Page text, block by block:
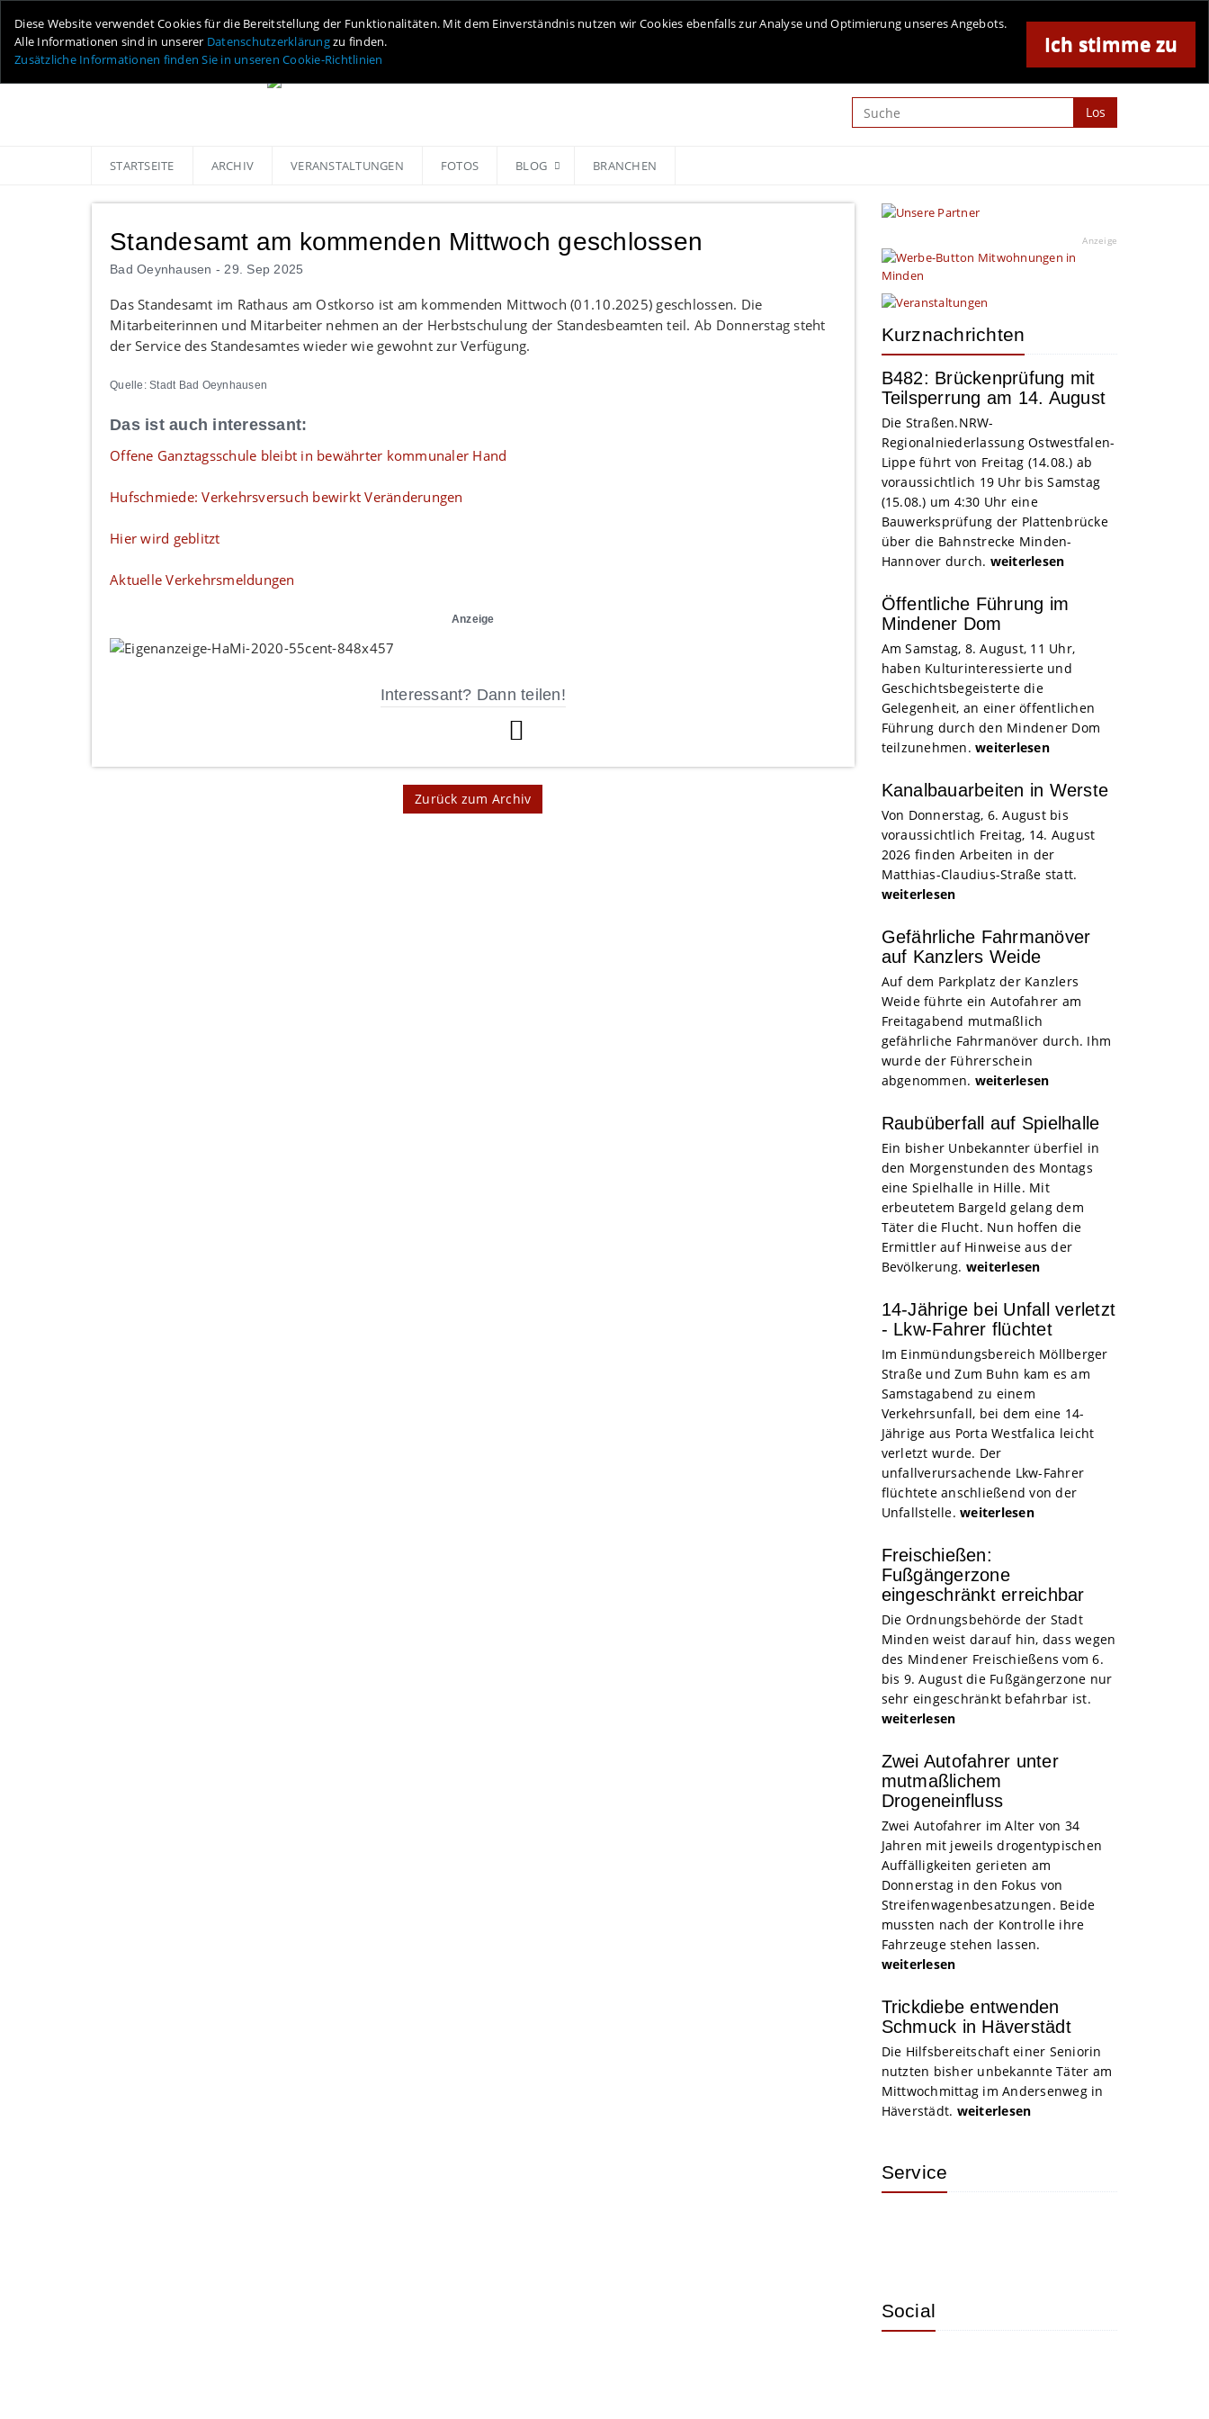
Online-Magazin für Minden und Umgebung
Ich stimme zu
Diese Website verwendet Cookies für die Bereitstellung der Funktionalitäten. Mit dem Einverständnis nutzen wir Cookies ebenfalls zur Analyse und Optimierung unseres Angebots.
Alle Informationen sind in unserer Datenschutzerklärungzu finden.
Zusätzliche Informationen finden Sie in unseren Cookie-Richtlinien
Anzeige
Los
STARTSEITE ARCHIV VERANSTALTUNGEN FOTOS BLOG BRANCHEN
Standesamt am kommenden Mittwoch geschlossen
Bad Oeynhausen - 29. Sep 2025
Das Standesamt im Rathaus am Ostkorso ist am kommenden Mittwoch (01.10.2025) geschlossen. Die
Mitarbeiterinnen und Mitarbeiter nehmen an der Herbstschulung der Standesbeamten teil. Ab Donnerstag steht
der Service des Standesamtes wieder wie gewohnt zur Verfügung.
Quelle: Stadt Bad Oeynhausen
Das ist auch interessant:
Offene Ganztagsschule bleibt in bewährter kommunaler Hand
Hufschmiede: Verkehrsversuch bewirkt Veränderungen
Hier wird geblitzt
Aktuelle Verkehrsmeldungen
Anzeige
Interessant? Dann teilen!
Zurück zum Archiv
Anzeige
Kurznachrichten
B482: Brückenprüfung mit
Teilsperrung am 14. August
Die Straßen.NRW-
Regionalniederlassung Ostwestfalen-
Lippe führt von Freitag (14.08.) ab
voraussichtlich 19 Uhr bis Samstag
(15.08.) um 4:30 Uhr eine
Bauwerksprüfung der Plattenbrücke
über die Bahnstrecke Minden-
Hannover durch. weiterlesen
Öffentliche Führung im
Mindener Dom
Am Samstag, 8. August, 11 Uhr,
haben Kulturinteressierte und
Geschichtsbegeisterte die
Gelegenheit, an einer öffentlichen
Führung durch den Mindener Dom
teilzunehmen. weiterlesen
Kanalbauarbeiten in Werste
Von Donnerstag, 6. August bis
voraussichtlich Freitag, 14. August
2026 finden Arbeiten in der
Matthias-Claudius-Straße statt.
weiterlesen
Gefährliche Fahrmanöver
auf Kanzlers Weide
Auf dem Parkplatz der Kanzlers
Weide führte ein Autofahrer am
Freitagabend mutmaßlich
gefährliche Fahrmanöver durch. Ihm
wurde der Führerschein
abgenommen. weiterlesen
Raubüberfall auf Spielhalle
Ein bisher Unbekannter überfiel in
den Morgenstunden des Montags
eine Spielhalle in Hille. Mit
erbeutetem Bargeld gelang dem
Täter die Flucht. Nun hoffen die
Ermittler auf Hinweise aus der
Bevölkerung. weiterlesen
14-Jährige bei Unfall verletzt
- Lkw-Fahrer flüchtet
Im Einmündungsbereich Möllberger
Straße und Zum Buhn kam es am
Samstagabend zu einem
Verkehrsunfall, bei dem eine 14-
Jährige aus Porta Westfalica leicht
verletzt wurde. Der
unfallverursachende Lkw-Fahrer
flüchtete anschließend von der
Unfallstelle. weiterlesen
Freischießen:
Fußgängerzone
eingeschränkt erreichbar
Die Ordnungsbehörde der Stadt
Minden weist darauf hin, dass wegen
des Mindener Freischießens vom 6.
bis 9. August die Fußgängerzone nur
sehr eingeschränkt befahrbar ist.
weiterlesen
Zwei Autofahrer unter
mutmaßlichem
Drogeneinfluss
Zwei Autofahrer im Alter von 34
Jahren mit jeweils drogentypischen
Auffälligkeiten gerieten am
Donnerstag in den Fokus von
Streifenwagenbesatzungen. Beide
mussten nach der Kontrolle ihre
Fahrzeuge stehen lassen.
weiterlesen
Trickdiebe entwenden
Schmuck in Häverstädt
Die Hilfsbereitschaft einer Seniorin
nutzten bisher unbekannte Täter am
Mittwochmittag im Andersenweg in
Häverstädt. weiterlesen
Service
Social